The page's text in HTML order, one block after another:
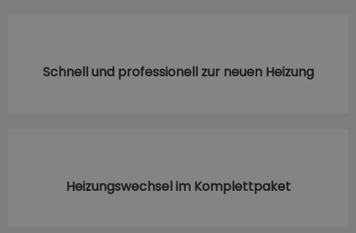
Schnell und professionell zur neuen Heizung
Heizungswechsel im Komplettpaket